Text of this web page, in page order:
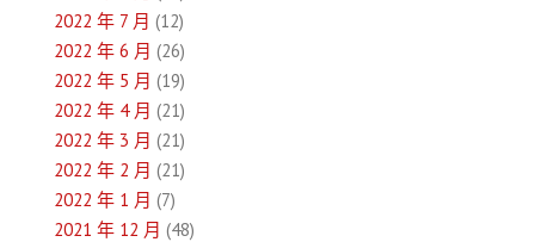
2022 年 7 月 (12)
2022 年 6 月 (26)
2022 年 5 月 (19)
2022 年 4 月 (21)
2022 年 3 月 (21)
2022 年 2 月 (21)
2022 年 1 月 (7)
2021 年 12 月 (48)